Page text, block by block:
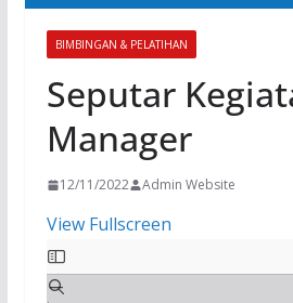
BIMBINGAN & PELATIHAN
Seputar
Manager
12/11/2022 Admin Website
View Fullscreen